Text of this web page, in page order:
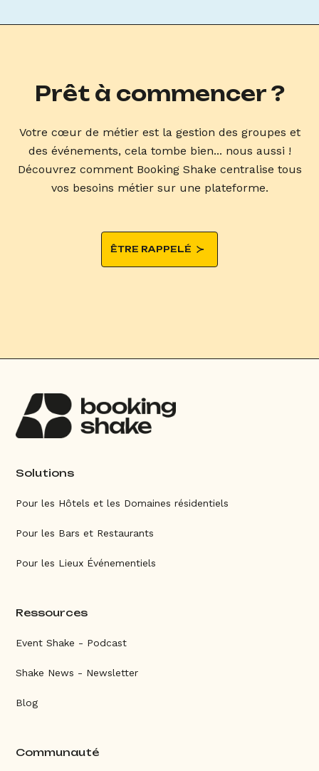
Prêt à commencer ?
Votre cœur de métier est la gestion des groupes et
des événements, cela tombe bien... nous aussi !
Découvrez comment Booking Shake centralise tous
vos besoins métier sur une plateforme.
ÊTRE RAPPELÉ
Solutions
Pour les Hôtels et les Domaines résidentiels
Pour les Bars et Restaurants
Pour les Lieux Événementiels
Ressources
Event Shake - Podcast
Shake News - Newsletter
Blog
Communauté